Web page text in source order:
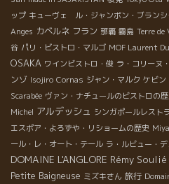
ップ キューヴェ ル・ジャンボン・ブラン
Anges カベルネ フラン 那覇 霧島 Terre de
谷 パリ・ビストロ・マルゴ MOF Laurent
OSAKA ワインビストロ・俊 ラ・コリーヌ
ンゾ Isojiro Cornas ジャン・マルク ケビン
Scarabée ヴァン・ナチュールのビストロの
Michel アルデッシュ シンガポールレスト
エスポア・よろずや・リショームの歴史
ール・レ・オート・テール ラ・ルビュー・
DOMAINE L'ANGLORE Rémy Soulié
Petite Baigneuse ミズキさん 旅行